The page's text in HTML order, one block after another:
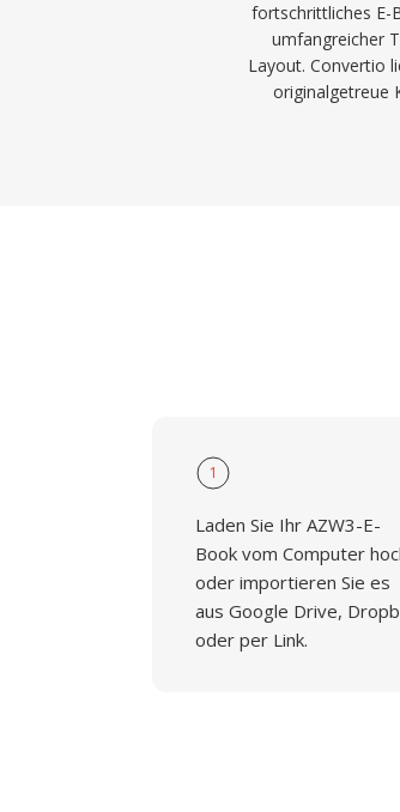
fortschrittliches
umfangreicher
Layout. Convertio
originalgetreue
1
Laden Sie Ihr AZW3-E-
Book vom Computer
oder importieren Sie es
aus Google Drive,
oder per Link.